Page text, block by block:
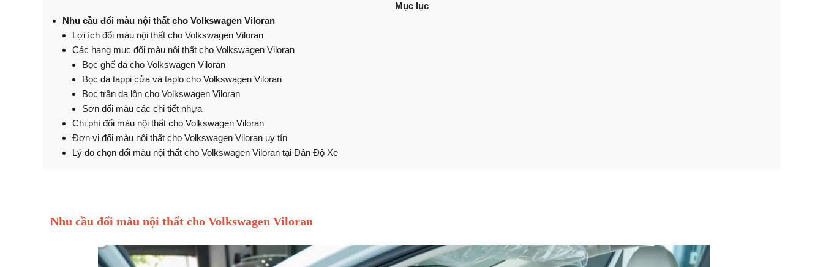
Mục lục
Nhu cầu đổi màu nội thất cho Volkswagen Viloran
Lợi ích đổi màu nội thất cho Volkswagen Viloran
Các hạng mục đổi màu nội thất cho Volkswagen Viloran
Bọc ghế da cho Volkswagen Viloran
Bọc da tappi cửa và taplo cho Volkswagen Viloran
Bọc trần da lộn cho Volkswagen Viloran
Sơn đổi màu các chi tiết nhựa
Chi phí đổi màu nội thất cho Volkswagen Viloran
Đơn vị đổi màu nội thất cho Volkswagen Viloran uy tín
Lý do chọn đổi màu nội thất cho Volkswagen Viloran tại Dân Độ Xe
Nhu cầu đổi màu nội thất cho Volkswagen Viloran